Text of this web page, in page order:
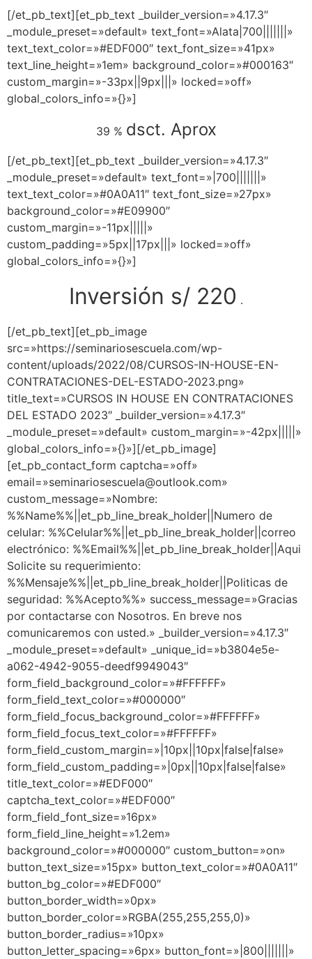
[/et_pb_text][et_pb_text _builder_version=»4.17.3″
_module_preset=»default» text_font=»Alata|700|||||||»
text_text_color=»#EDF000″ text_font_size=»41px»
text_line_height=»1em» background_color=»#000163″
custom_margin=»-33px||9px|||» locked=»off»
global_colors_info=»{}»]
39 % dsct. Aprox
[/et_pb_text][et_pb_text _builder_version=»4.17.3″
_module_preset=»default» text_font=»|700|||||||»
text_text_color=»#0A0A11″ text_font_size=»27px»
background_color=»#E09900″
custom_margin=»-11px|||||»
custom_padding=»5px||17px|||» locked=»off»
global_colors_info=»{}»]
Inversión s/ 220 .
[/et_pb_text][et_pb_image
src=»https://seminariosescuela.com/wp-
content/uploads/2022/08/CURSOS-IN-HOUSE-EN-
CONTRATACIONES-DEL-ESTADO-2023.png»
title_text=»CURSOS IN HOUSE EN CONTRATACIONES
DEL ESTADO 2023″ _builder_version=»4.17.3″
_module_preset=»default» custom_margin=»-42px|||||»
global_colors_info=»{}»][/et_pb_image]
[et_pb_contact_form captcha=»off»
email=»seminariosescuela@outlook.com»
custom_message=»Nombre:
%%Name%%||et_pb_line_break_holder||Numero de
celular: %%Celular%%||et_pb_line_break_holder||correo
electrónico: %%Email%%||et_pb_line_break_holder||Aqui
Solicite su requerimiento:
%%Mensaje%%||et_pb_line_break_holder||Politicas de
seguridad: %%Acepto%%» success_message=»Gracias
por contactarse con Nosotros. En breve nos
comunicaremos con usted.» _builder_version=»4.17.3″
_module_preset=»default» _unique_id=»b3804e5e-
a062-4942-9055-deedf9949043″
form_field_background_color=»#FFFFFF»
form_field_text_color=»#000000″
form_field_focus_background_color=»#FFFFFF»
form_field_focus_text_color=»#FFFFFF»
form_field_custom_margin=»|10px||10px|false|false»
form_field_custom_padding=»|0px||10px|false|false»
title_text_color=»#EDF000″
captcha_text_color=»#EDF000″
form_field_font_size=»16px»
form_field_line_height=»1.2em»
background_color=»#000000″ custom_button=»on»
button_text_size=»15px» button_text_color=»#0A0A11″
button_bg_color=»#EDF000″
button_border_width=»0px»
button_border_color=»RGBA(255,255,255,0)»
button_border_radius=»10px»
button_letter_spacing=»6px» button_font=»|800|||||||»